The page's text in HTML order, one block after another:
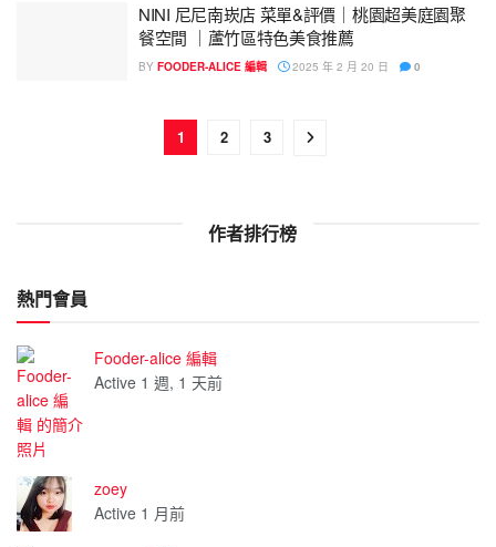
NINI 尼尼南崁店 菜單&評價｜桃園超美庭園聚
餐空間 ｜蘆竹區特色美食推薦
BY FOODER-ALICE 編輯 2025 年 2 月 20 日 0
1 2 3
作者排行榜
熱門會員
Fooder-alice 編輯
Active 1 週, 1 天前
zoey
Active 1 月前